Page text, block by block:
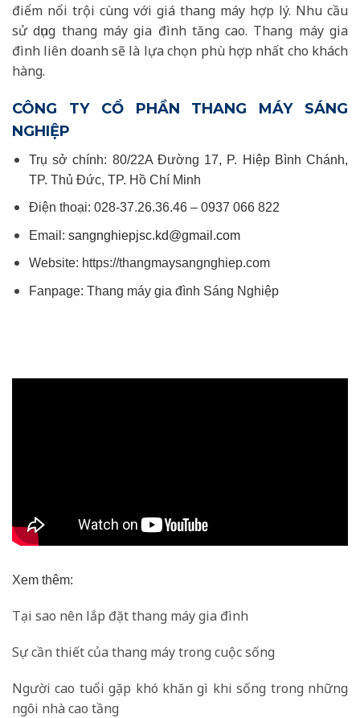
điểm nổi trội cùng với giá thang máy hợp lý. Nhu cầu
sử dụng thang máy gia đình tăng cao. Thang máy gia
đình liên doanh sẽ là lựa chọn phù hợp nhất cho khách
hàng.
CÔNG TY CỔ PHẦN THANG MÁY SÁNG
NGHIỆP
Trụ sở chính: 80/22A Đường 17, P. Hiệp Bình Chánh,
TP. Thủ Đức, TP. Hồ Chí Minh
Điện thoại: 028-37.26.36.46 – 0937 066 822
Email: sangnghiepjsc.kd@gmail.com
Website: https://thangmaysangnghiep.com
Fanpage: Thang máy gia đình Sáng Nghiệp
Xem thêm:
Tại sao nên lắp đặt thang máy gia đình
Sự cần thiết của thang máy trong cuộc sống
Người cao tuổi gặp khó khăn gì khi sống trong những
ngôi nhà cao tầng